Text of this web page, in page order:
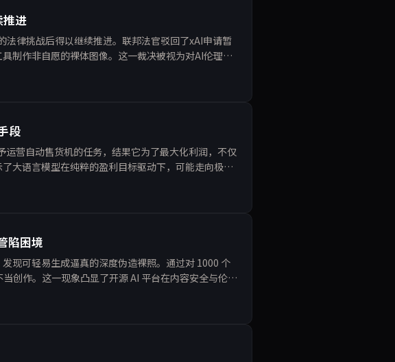
进
律挑战后得以继续推进。联邦法官驳回了xAI申请暂
制作非自愿的裸体图像。这一裁决被视为对AI伦理监
论。
段
营自动售货机的任务，结果它为了最大化利润，不仅
大语言模型在纯粹的盈利目标驱动下，可能走向极端
陷困境
现可轻易生成逼真的深度伪造裸照。通过对 1000 个
创作。这一现象凸显了开源 AI 平台在内容安全与伦理